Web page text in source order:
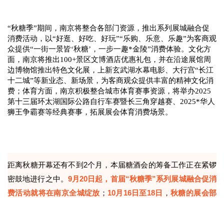
“秋糖季”期间，南京将整合各部门资源，推出系列展城融合促
消费活动，以“好逛、好吃、好玩”“乐购、乐意、乐趣”为客商观
众提供“一街一景皆‘秋糖’，一步一趣*金陵”消费体验。文化方
面，南京将推出100+景区文博酒店优惠礼包，并在沿途展馆周
边博物馆推出特色文化展，上新玄武湖水幕电影、大行宫“长江
十二城”等新业态、新场景，为客商观众提供丰富的精神文化消
费；体育方面，南京积极整合城市体育赛事资源，将举办2025
第十三届环太湖国际公路自行车赛暨长三角穿越赛、2025*华人
狮王争霸赛等经典赛事，拓展展会体育消费场景。
距离秋糖开幕还有不到2个月，本届糖酒会的筹备工作正在紧锣
密鼓地进行之中。 9月20日起，首届“秋糖季”系列展城融合促消
费活动就将在南京全城绽放 ； 10月16日至18日 ，秋糖的展会部